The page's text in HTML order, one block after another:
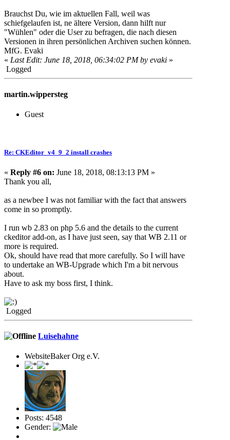
Brauchst Du, wie im aktuellen Fall, weil was
schiefgelaufen ist, ne ältere Version, dann hilft nur
"Wühlen" oder die User zu befragen, die nach diesen
Versionen in ihren persönlichen Archiven suchen können.
MfG. Evaki
« Last Edit: June 18, 2018, 06:34:02 PM by evaki »
Logged
martin.wippersteg
Guest
Re: CKEditor_v4_9_2 install crashes
« Reply #6 on: June 18, 2018, 08:13:13 PM »
Thank you all,
as a newbee I was not familiar with the fact that answers
come in so promptly.
I run wb 2.83 on php 5.6 and the details to the current
ckeditor add-on, as I have just seen, say that WB 2.11 or
more is required.
Ok, should have read that more carefully. So I will have
to undertake an WB-Upgrade which I'm a bit nervous
about.
Have to ask my boss first, I think.
Logged
Luisehahne
WebsiteBaker Org e.V.
Posts: 4548
Gender: